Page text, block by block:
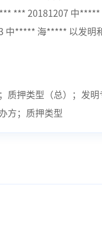
*** 20181207 中
中***** 海***** 以发明
质押类型（总）；发
方；质押类型